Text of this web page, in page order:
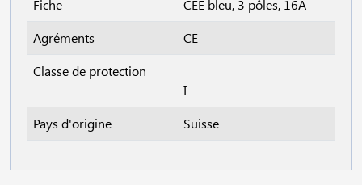
Fiche
CEE bleu, 3 pôles, 16A
Agréments
CE
Classe de protection
I
Pays d'origine
Suisse